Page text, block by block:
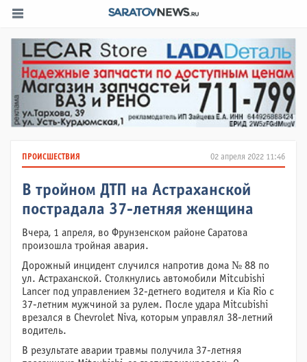
02 апреля 2022 11:46
ПРОИСШЕСТВИЯ
В тройном ДТП на Астраханской
пострадала 37-летняя женщина
Вчера, 1 апреля, во Фрунзенском районе Саратова
произошла тройная авария.
Дорожный инцидент случился напротив дома № 88 по
ул. Астраханской. Столкнулись автомобили Mitcubishi
Lancer под управлением 32-детнего водителя и Kia Rio с
37-летним мужчиной за рулем. После удара Mitcubishi
врезался в Chevrolet Niva, которым управлял 38-летний
водитель.
В результате аварии травмы получила 37-летняя